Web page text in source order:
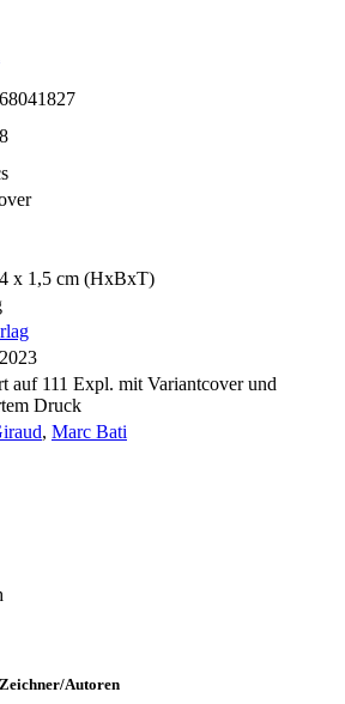
x 1,5 cm (HxBxT)
auf 111 Expl. mit Variantcover und
Druck
, Marc Bati
Autoren